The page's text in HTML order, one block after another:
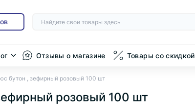
Отзывы о магазине Товары со скидкой
бутон , зефирный розовый 100 шт
розовый 100 шт